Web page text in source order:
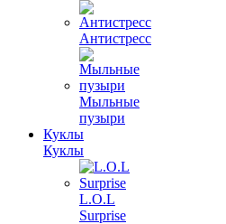
Антистресс
Мыльные
пузыри
Куклы
Куклы
L.O.L
Surprise